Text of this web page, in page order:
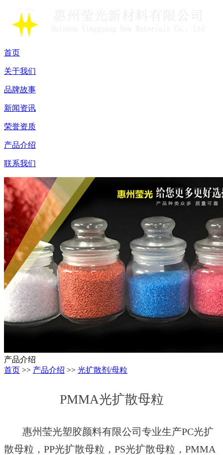
首页
关于我们
品牌故事
新闻资讯
荣誉资质
产品介绍
联系我们
产品介绍
首页 >> 产品介绍 >> 光扩散剂/母粒
PMMA光扩散母粒
惠州莹光塑胶颜料有限公司专业生产PC光扩
散母粒 ， PP光扩散母粒 ， PS光扩散母粒 ， PMMA